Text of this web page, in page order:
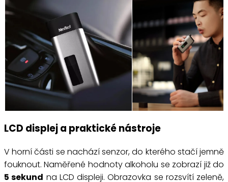
LCD displej a praktické nástroje
V horní části se nachází senzor, do kterého stačí jemně
fouknout. Naměřené hodnoty alkoholu se zobrazí již do
5 sekund na LCD displeji. Obrazovka se rozsvítí zeleně,